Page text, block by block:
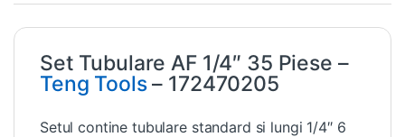
Set Tubulare AF 1/4″ 35 Piese –
Teng Tools– 172470205
Setul contine tubulare standard si lungi 1/4″ 6